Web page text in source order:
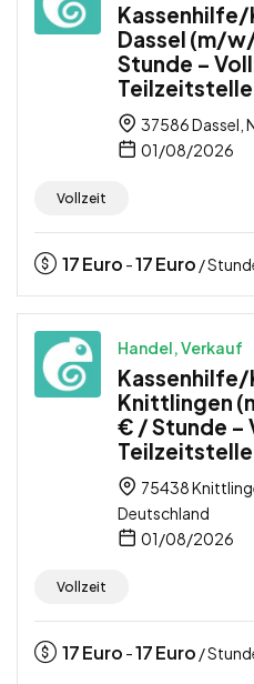
Dassel (m/
Stunde –
37586 Dassel,
01/08/2026
Vollzeit
17Euro -17Euro /
Handel, Verkauf
Knittlingen
€ / Stunde –
75438
Deutschland
01/08/2026
Vollzeit
17Euro -17Euro /